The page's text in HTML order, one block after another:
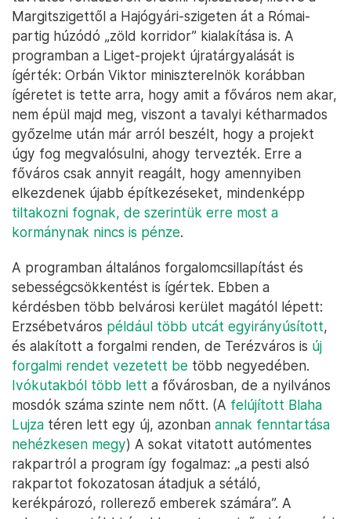
Margitszigettől a Hajógyári-szigeten át a Római-
partig húzódó „zöld korridor” kialakítása is. A
programban a Liget-projekt újratárgyalását is
ígérték: Orbán Viktor miniszterelnök korábban
ígéretet is tette arra, hogy amit a főváros nem akar,
nem épül majd meg, viszont a tavalyi kétharmados
győzelme után már arról beszélt, hogy a projekt
úgy fog megvalósulni, ahogy tervezték. Erre a
főváros csak annyit reagált, hogy amennyiben
elkezdenek újabb építkezéseket, mindenképp
tiltakozni fognak, de szerintük erre most a
kormánynak nincs is pénze.
A programban általános forgalomcsillapítást és
sebességcsökkentést is ígértek. Ebben a
kérdésben több belvárosi kerület magától lépett:
Erzsébetváros például több utcát egyirányúsított,
és alakított a forgalmi renden, de Terézváros is új
forgalmi rendet vezetett be több negyedében.
Ivókutakból több lett a fővárosban, de a nyilvános
mosdók száma szinte nem nőtt. (A felújított Blaha
Lujza téren lett egy új, azonban annak fenntartása
nehézkesen megy) A sokat vitatott autómentes
rakpartról a program így fogalmaz: „a pesti alsó
rakpartot fokozatosan átadjuk a sétáló,
kerékpározó, rollerező emberek számára”. A